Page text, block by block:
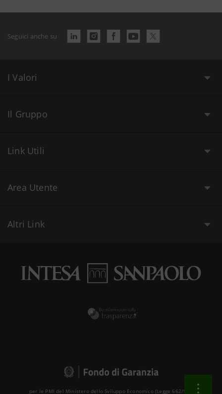
Seguici anche su
I Valori
Il Gruppo
Link Utili
Area Utente
Altri Link
per le PMI del Ministero dello Sviluppo Economico (Legge 662/96 )